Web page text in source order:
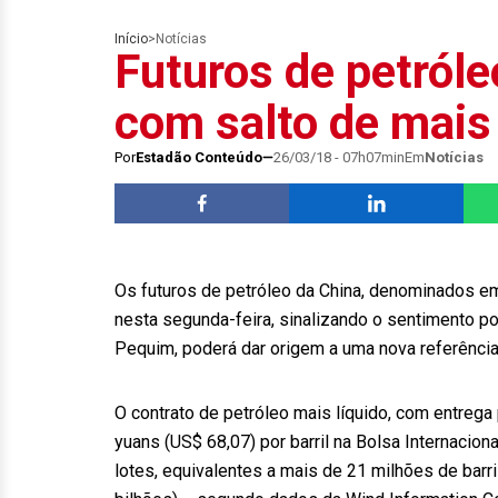
Início> Notícias
Futuros de
com salto de mais
PorEstadão Conteúdo 26/03/18 - 07h07minEmNotícias
Os futuros de petróleo da China, denominados
nesta segunda-feira, sinalizando o sentimento
Pequim, poderá dar origem a uma nova
O contrato de petróleo mais líquido, com
yuans (US$ 68,07) por barril na Bolsa
lotes, equivalentes a mais de 21 milhões de